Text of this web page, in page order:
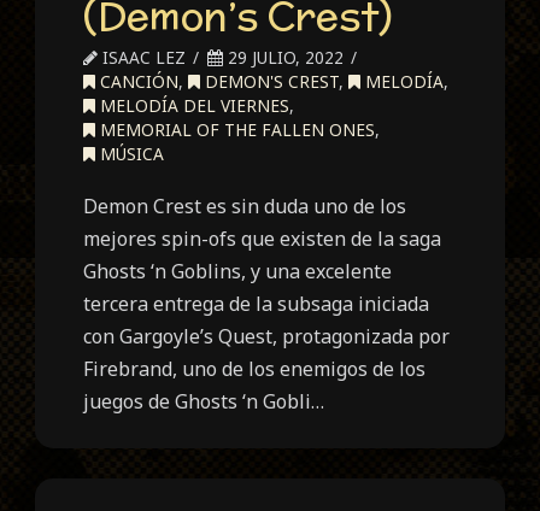
(Demon’s Crest)
ISAAC LEZ
29 JULIO, 2022
CANCIÓN, DEMON'S CREST, MELODÍA,
MELODÍA DEL VIERNES,
MEMORIAL OF THE FALLEN ONES,
MÚSICA
Demon Crest es sin duda uno de los
mejores spin-ofs que existen de la saga
Ghosts ‘n Goblins, y una excelente
tercera entrega de la subsaga iniciada
con Gargoyle’s Quest, protagonizada por
Firebrand, uno de los enemigos de los
juegos de Ghosts ‘n Gobli…